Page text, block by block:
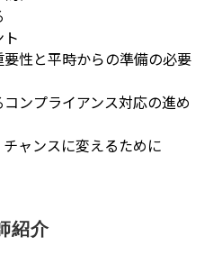
性と平時からの準備の必要
ンプライアンス対応の進め
ャンスに変えるために
紹介